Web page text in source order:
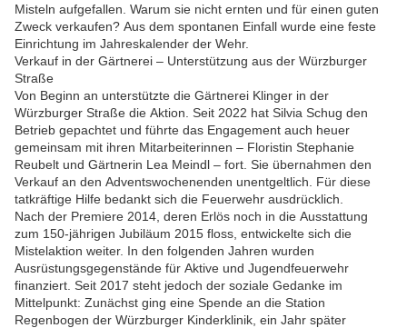
Misteln aufgefallen. Warum sie nicht ernten und für einen guten
Zweck verkaufen? Aus dem spontanen Einfall wurde eine feste
Einrichtung im Jahreskalender der Wehr.
Verkauf in der Gärtnerei – Unterstützung aus der Würzburger
Straße
Von Beginn an unterstützte die Gärtnerei Klinger in der
Würzburger Straße die Aktion. Seit 2022 hat Silvia Schug den
Betrieb gepachtet und führte das Engagement auch heuer
gemeinsam mit ihren Mitarbeiterinnen – Floristin Stephanie
Reubelt und Gärtnerin Lea Meindl – fort. Sie übernahmen den
Verkauf an den Adventswochenenden unentgeltlich. Für diese
tatkräftige Hilfe bedankt sich die Feuerwehr ausdrücklich.
Nach der Premiere 2014, deren Erlös noch in die Ausstattung
zum 150-jährigen Jubiläum 2015 floss, entwickelte sich die
Mistelaktion weiter. In den folgenden Jahren wurden
Ausrüstungsgegenstände für Aktive und Jugendfeuerwehr
finanziert. Seit 2017 steht jedoch der soziale Gedanke im
Mittelpunkt: Zunächst ging eine Spende an die Station
Regenbogen der Würzburger Kinderklinik, ein Jahr später